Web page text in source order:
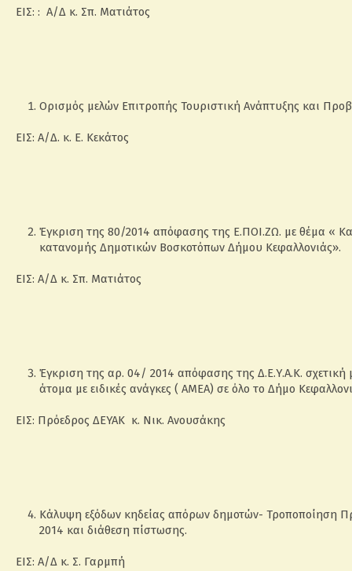
ΕΙΣ: : Α/Δ κ. Σπ. Ματιάτος
Ορισμός μελών Επιτροπής Τουριστική Ανάπτυξης και
ΕΙΣ: Α/Δ. κ. Ε. Κεκάτος
Έγκριση της 80/2014 απόφασης της Ε.ΠΟΙ.ΖΩ. με θέμα «
κατανομής Δημοτικών Βοσκοτόπων Δήμου Κεφαλλονιάς».
ΕΙΣ: Α/Δ κ. Σπ. Ματιάτος
Έγκριση της αρ. 04/ 2014 απόφασης της Δ.Ε.Υ.Α.Κ. σχετική
άτομα με ειδικές ανάγκες ( ΑΜΕΑ) σε όλο το Δήμο
ΕΙΣ: Πρόεδρος ΔΕΥΑΚ κ. Νικ. Ανουσάκης
Κάλυψη εξόδων κηδείας απόρων δημοτών- Τροποποίηση
2014 και διάθεση πίστωσης.
ΕΙΣ: Α/Δ κ. Σ. Γαρμπή